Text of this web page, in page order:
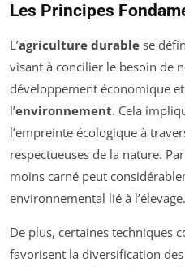
Les Principes
L’agriculture durable se
visant à concilier le besoin de
développement économique
l’environnement. Cela
l’empreinte écologique à
respectueuses de la nature.
moins carné peut
environnemental lié à l’élevage.
De plus, certaines techniques
favorisent la diversification